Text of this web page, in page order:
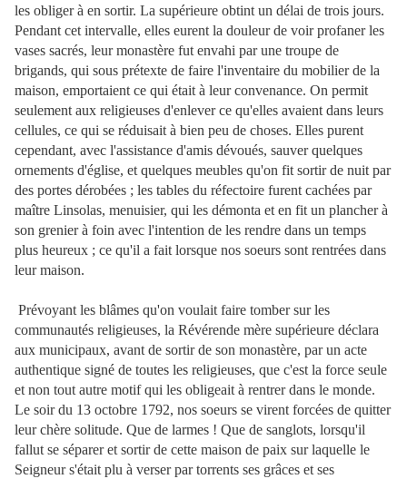
les obliger à en sortir. La supérieure obtint un délai de trois jours.
Pendant cet intervalle, elles eurent la douleur de voir profaner les
vases sacrés, leur monastère fut envahi par une troupe de
brigands, qui sous prétexte de faire l'inventaire du mobilier de la
maison, emportaient ce qui était à leur convenance. On permit
seulement aux religieuses d'enlever ce qu'elles avaient dans leurs
cellules, ce qui se réduisait à bien peu de choses. Elles purent
cependant, avec l'assistance d'amis dévoués, sauver quelques
ornements d'église, et quelques meubles qu'on fit sortir de nuit par
des portes dérobées ; les tables du réfectoire furent cachées par
maître Linsolas, menuisier, qui les démonta et en fit un plancher à
son grenier à foin avec l'intention de les rendre dans un temps
plus heureux ; ce qu'il a fait lorsque nos soeurs sont rentrées dans
leur maison.
Prévoyant les blâmes qu'on voulait faire tomber sur les
communautés religieuses, la Révérende mère supérieure déclara
aux municipaux, avant de sortir de son monastère, par un acte
authentique signé de toutes les religieuses, que c'est la force seule
et non tout autre motif qui les obligeait à rentrer dans le monde.
Le soir du 13 octobre 1792, nos soeurs se virent forcées de quitter
leur chère solitude. Que de larmes ! Que de sanglots, lorsqu'il
fallut se séparer et sortir de cette maison de paix sur laquelle le
Seigneur s'était plu à verser par torrents ses grâces et ses